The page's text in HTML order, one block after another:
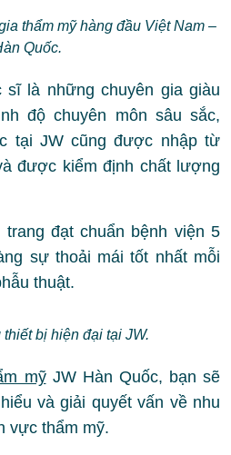
thẩm mỹ hàng đầu Việt Nam –
Quốc.
sĩ là những chuyên gia giàu
độ chuyên môn sâu sắc,
tại JW cũng được nhập từ
được kiểm định chất lượng
đạt chuẩn bệnh viện 5
sự thoải mái tốt nhất mỗi
thuật.
thiết bị hiện đại tại JW.
mỹJW Hàn Quốc, bạn sẽ
và giải quyết vấn về nhu
vực thẩm mỹ.